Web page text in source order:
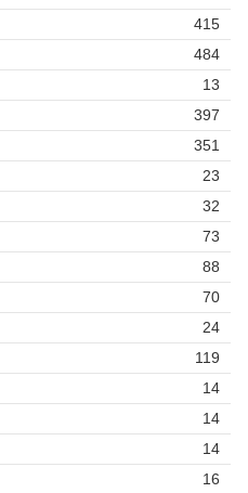
415
484
13
397
351
23
32
73
88
70
24
119
14
14
14
16